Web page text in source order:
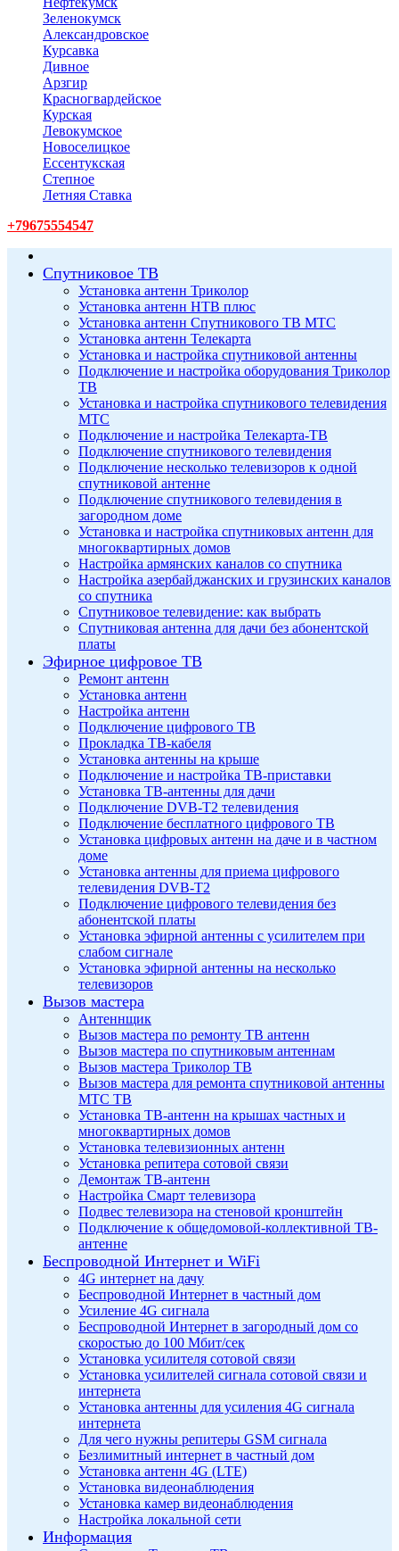
Зеленокумск
Александровское
Курсавка
Дивное
Арзгир
Красногвардейское
Курская
Левокумское
Новоселицкое
Ессентукская
Степное
Летняя Ставка
+79675554547
Спутниковое ТВ
Установка антенн Триколор
Установка антенн НТВ плюс
Установка антенн Спутникового ТВ МТС
Установка антенн Телекарта
Установка и настройка спутниковой антенны
Подключение и настройка оборудования Триколор
ТВ
Установка и настройка спутникового телевидения
МТС
Подключение и настройка Телекарта-ТВ
Подключение спутникового телевидения
Подключение несколько телевизоров к одной
спутниковой антенне
Подключение спутникового телевидения в
загородном доме
Установка и настройка спутниковых антенн для
многоквартирных домов
Настройка армянских каналов со спутника
Настройка азербайджанских и грузинских каналов
со спутника
Спутниковое телевидение: как выбрать
Спутниковая антенна для дачи без абонентской
платы
Эфирное цифровое ТВ
Ремонт антенн
Установка антенн
Настройка антенн
Подключение цифрового ТВ
Прокладка ТВ-кабеля
Установка антенны на крыше
Подключение и настройка ТВ-приставки
Установка ТВ-антенны для дачи
Подключение DVB-T2 телевидения
Подключение бесплатного цифрового ТВ
Установка цифровых антенн на даче и в частном
доме
Установка антенны для приема цифрового
телевидения DVB-T2
Подключение цифрового телевидения без
абонентской платы
Установка эфирной антенны с усилителем при
слабом сигнале
Установка эфирной антенны на несколько
телевизоров
Вызов мастера
Антеннщик
Вызов мастера по ремонту ТВ антенн
Вызов мастера по спутниковым антеннам
Вызов мастера Триколор ТВ
Вызов мастера для ремонта спутниковой антенны
МТС ТВ
Установка ТВ-антенн на крышах частных и
многоквартирных домов
Установка телевизионных антенн
Установка репитера сотовой связи
Демонтаж ТВ-антенн
Настройка Смарт телевизора
Подвес телевизора на стеновой кронштейн
Подключение к общедомовой-коллективной ТВ-
антенне
Беспроводной Интернет и WiFi
4G интернет на дачу
Беспроводной Интернет в частный дом
Усиление 4G сигнала
Беспроводной Интернет в загородный дом со
скоростью до 100 Мбит/сек
Установка усилителя сотовой связи
Установка усилителей сигнала сотовой связи и
интернета
Установка антенны для усиления 4G сигнала
интернета
Для чего нужны репитеры GSM сигнала
Безлимитный интернет в частный дом
Установка антенн 4G (LTE)
Установка видеонаблюдения
Установка камер видеонаблюдения
Настройка локальной сети
Информация